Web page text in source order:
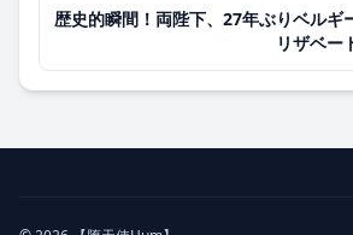
歴史的瞬間！両陛下、27年ぶりベルギ
リザベー